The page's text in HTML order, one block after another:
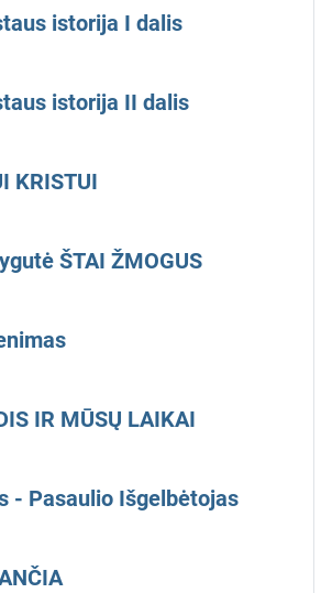
istorija I dalis
istorija II dalis
KRISTUI
ŠTAI ŽMOGUS
IR MŪSŲ LAIKAI
- Pasaulio Išgelbėtojas